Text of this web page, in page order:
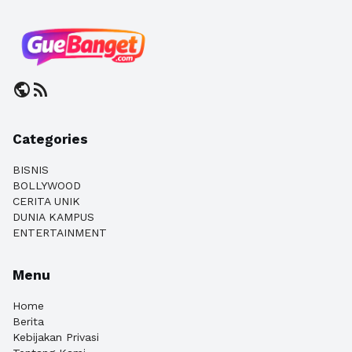
publicrss_feed
Categories
BISNIS
BOLLYWOOD
CERITA UNIK
DUNIA KAMPUS
ENTERTAINMENT
Menu
Home
Berita
Kebijakan Privasi